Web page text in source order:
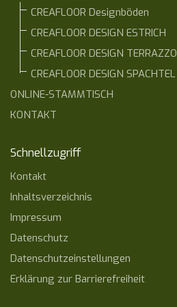
CREAFLOOR Designböden
CREAFLOOR DESIGN ESTRICH
CREAFLOOR DESIGN TERRAZZO
CREAFLOOR DESIGN SPACHTEL
ONLINE-STAMMTISCH
KONTAKT
Schnellzugriff
Kontakt
Inhaltsverzeichnis
Impressum
Datenschutz
Datenschutzeinstellungen
Erklärung zur Barrierefreiheit